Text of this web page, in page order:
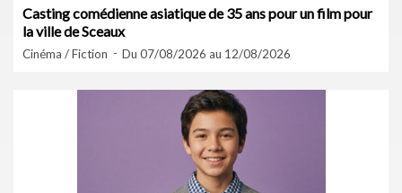
Casting comédienne asiatique de 35 ans pour un film pour
la ville de Sceaux
Cinéma / Fiction Du 07/08/2026 au 12/08/2026